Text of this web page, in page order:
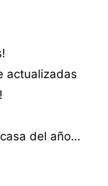
actualizadas
del año…